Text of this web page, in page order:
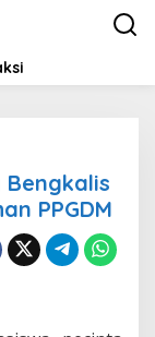
PPGDM